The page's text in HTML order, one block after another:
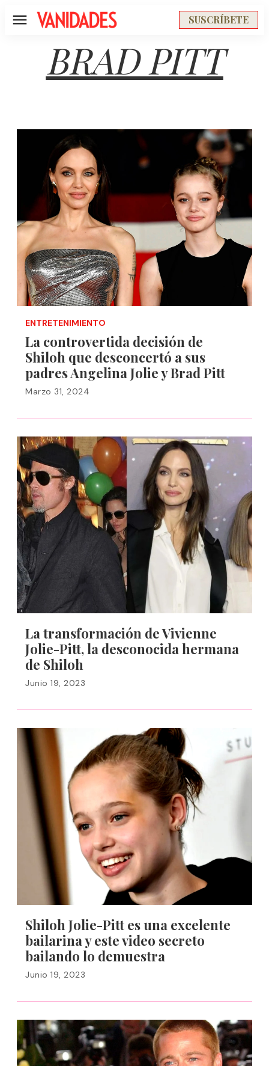
Menú SUSCRÍBETE
BRAD PITT
ENTRETENIMIENTO
La controvertida decisión de
Shiloh que desconcertó a sus
padres Angelina Jolie y Brad Pitt
Marzo 31, 2024
La transformación de Vivienne
Jolie-Pitt, la desconocida hermana
de Shiloh
Junio 19, 2023
Shiloh Jolie-Pitt es una excelente
bailarina y este video secreto
bailando lo demuestra
Junio 19, 2023